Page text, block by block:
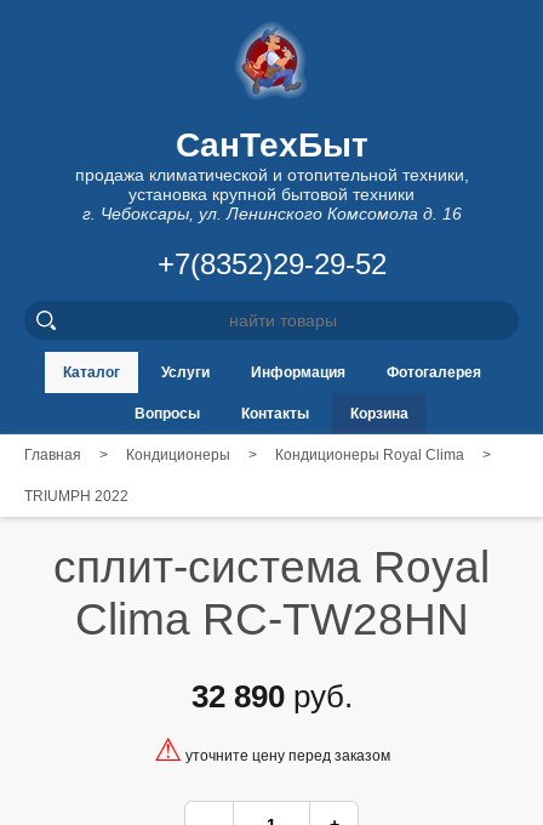
СанТехБыт
продажа климатической и отопительной техники,
установка крупной бытовой техники
г. Чебоксары, ул. Ленинского Комсомола д. 16
+7(8352)29-29-52
Каталог Услуги Информация Фотогалерея
Вопросы Контакты Корзина
Главная > Кондиционеры > Кондиционеры Royal Clima >
TRIUMPH 2022
сплит-система Royal
Clima RC-TW28HN
32 890руб.
⚠ уточните цену перед заказом